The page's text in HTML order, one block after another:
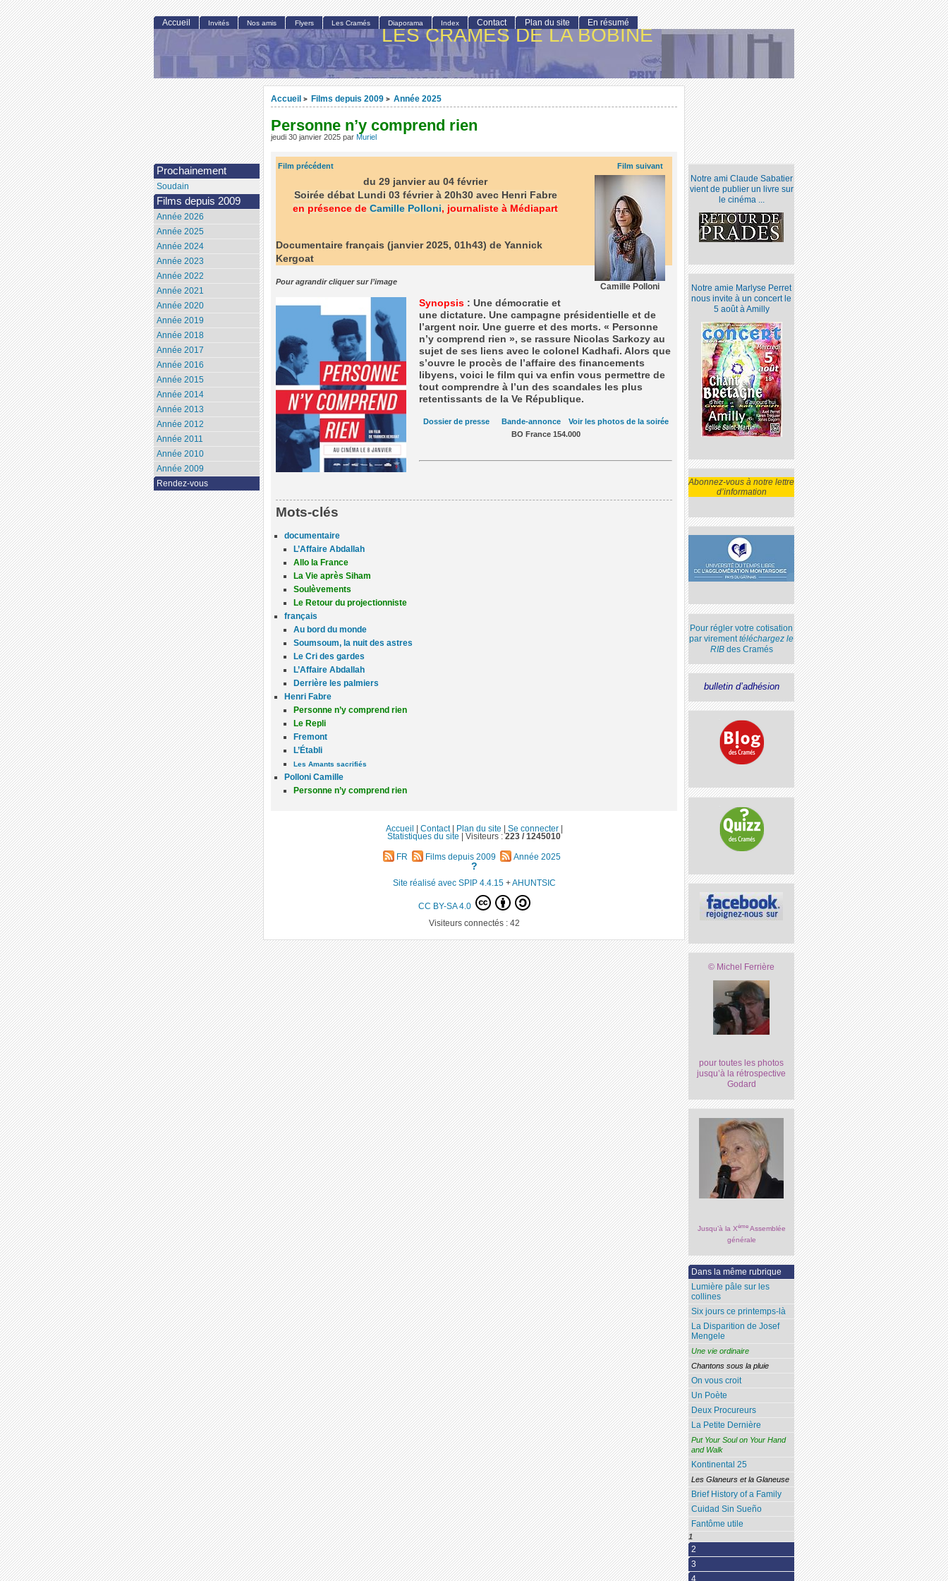
LES CRAMÉS DE LA BOBINE
Accueil > Films depuis 2009 > Année 2025
Personne n’y comprend rien
jeudi 30 janvier 2025 par Muriel
Film précédent Film suivant
Camille Polloni
du 29 janvier au 04 février
Soirée débat Lundi 03 février à 20h30 avec Henri Fabre
en présence deCamille Polloni, journaliste à Médiapart
Documentaire français (janvier 2025, 01h43) de Yannick
Kergoat
Pour agrandir cliquer sur l’image
Synopsis: Une démocratie et
une dictature. Une campagne présidentielle et de
l’argent noir. Une guerre et des morts. « Personne
n’y comprend rien », se rassure Nicolas Sarkozy au
sujet de ses liens avec le colonel Kadhafi. Alors que
s’ouvre le procès de l’affaire des financements
libyens, voici le film qui va enfin vous permettre de
tout comprendre à l’un des scandales les plus
retentissants de la Ve République.
Dossier de presse Bande-annonce
Voir les photos de la soirée
BO France 154.000
Mots-clés
documentaire
L’Affaire Abdallah
Allo la France
La Vie après Siham
Soulèvements
Le Retour du projectionniste
français
Au bord du monde
Soumsoum, la nuit des astres
Le Cri des gardes
L’Affaire Abdallah
Derrière les palmiers
Henri Fabre
Personne n’y comprend rien
Le Repli
Fremont
L’Établi
Les Amants sacrifiés
Polloni Camille
Personne n’y comprend rien
Notre ami Claude Sabatier
vient de publier un livre sur
le cinéma ...
Notre amie Marlyse Perret
nous invite à un concert le
5 août à Amilly
Abonnez-vous à notre lettre
d’information
Pour régler votre cotisation
par virementtéléchargez le
RIBdes Cramés
bulletin d’adhésion
© Michel Ferrière
pour toutes les photos
jusqu’à la rétrospective
Godard
Jusqu’à la XèmeAssemblée
générale
Dans la même rubrique
Lumière pâle sur les
collines
Six jours ce printemps-là
La Disparition de Josef
Mengele
Une vie ordinaire
Chantons sous la pluie
On vous croit
Un Poète
Deux Procureurs
La Petite Dernière
Put Your Soul on Your Hand
and Walk
Kontinental 25
Les Glaneurs et la Glaneuse
Brief History of a Family
Cuidad Sin Sueño
Fantôme utile
1
2
3
Accueil Invités Nos amis Flyers Les Cramés Diaporama Index Contact Plan du site En résumé
Prochainement
Soudain
Films depuis 2009
Année 2026
Année 2025
Année 2024
Année 2023
Année 2022
Année 2021
Année 2020
Année 2019
Année 2018
Année 2017
Année 2016
Année 2015
Année 2014
Année 2013
Année 2012
Année 2011
Année 2010
Année 2009
Rendez-vous
Accueil | Contact| Plan du site | Se connecter|
Statistiques du site | Visiteurs :223 / 1245010
FR Films depuis 2009 Année 2025
?
Site réalisé avec SPIP 4.4.15+AHUNTSIC
CC BY-SA 4.0
Visiteurs connectés : 42